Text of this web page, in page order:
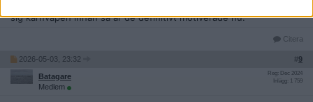
sig kärnvapen innan så är de definitivt motiverade nu.
Citera
2026-05-03, 23:32 #9
Batagare
Medlem
Reg: Dec 2024
Inlägg: 1 759